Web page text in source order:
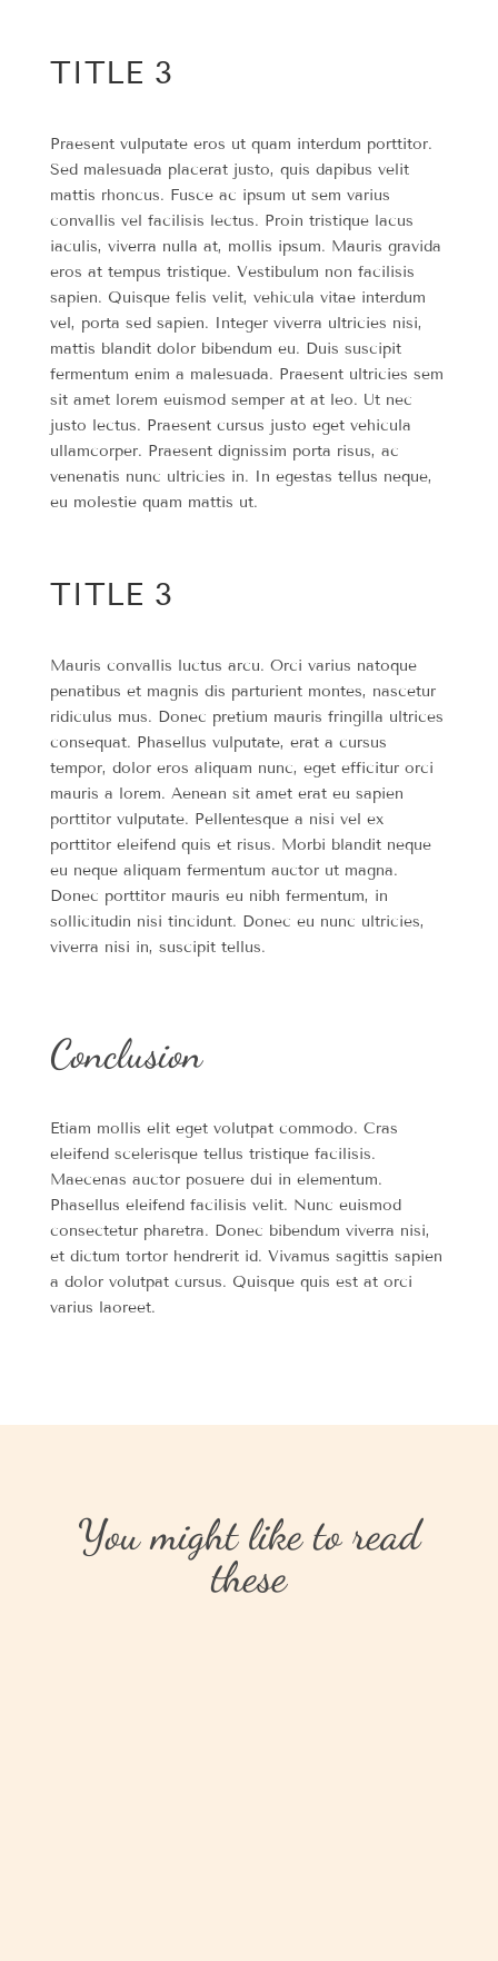
TITLE 3
Praesent vulputate eros ut quam interdum porttitor.
Sed malesuada placerat justo, quis dapibus velit
mattis rhoncus. Fusce ac ipsum ut sem varius
convallis vel facilisis lectus. Proin tristique lacus
iaculis, viverra nulla at, mollis ipsum. Mauris gravida
eros at tempus tristique. Vestibulum non facilisis
sapien. Quisque felis velit, vehicula vitae interdum
vel, porta sed sapien. Integer viverra ultricies nisi,
mattis blandit dolor bibendum eu. Duis suscipit
fermentum enim a malesuada. Praesent ultricies sem
sit amet lorem euismod semper at at leo. Ut nec
justo lectus. Praesent cursus justo eget vehicula
ullamcorper. Praesent dignissim porta risus, ac
venenatis nunc ultricies in. In egestas tellus neque,
eu molestie quam mattis ut.
TITLE 3
Mauris convallis luctus arcu. Orci varius natoque
penatibus et magnis dis parturient montes, nascetur
ridiculus mus. Donec pretium mauris fringilla ultrices
consequat. Phasellus vulputate, erat a cursus
tempor, dolor eros aliquam nunc, eget efficitur orci
mauris a lorem. Aenean sit amet erat eu sapien
porttitor vulputate. Pellentesque a nisi vel ex
porttitor eleifend quis et risus. Morbi blandit neque
eu neque aliquam fermentum auctor ut magna.
Donec porttitor mauris eu nibh fermentum, in
sollicitudin nisi tincidunt. Donec eu nunc ultricies,
viverra nisi in, suscipit tellus.
Conclusion
Etiam mollis elit eget volutpat commodo. Cras
eleifend scelerisque tellus tristique facilisis.
Maecenas auctor posuere dui in elementum.
Phasellus eleifend facilisis velit. Nunc euismod
consectetur pharetra. Donec bibendum viverra nisi,
et dictum tortor hendrerit id. Vivamus sagittis sapien
a dolor volutpat cursus. Quisque quis est at orci
varius laoreet.
You might like to read
these